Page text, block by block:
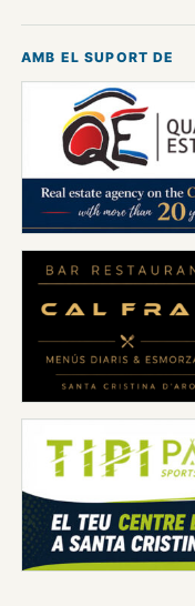
AMB EL SUPORT DE